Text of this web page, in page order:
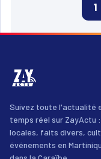
1
Suivez toute l'actualité
temps réel sur ZayActu
locales, faits divers,
événements en